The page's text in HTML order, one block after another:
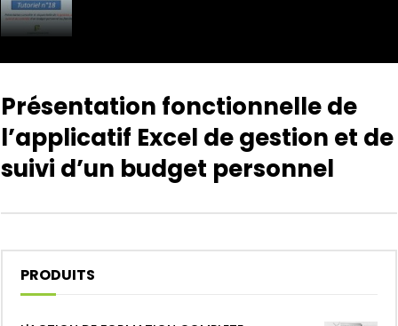
Présentation détaillée des maquettes Excel
personnel
Présentation détaillée de l’applicatif Excel
de suivi du budget de 1°niveau » Site internet
de gestion et de suivi de 2° niveau d’un
budget personnel
Présentation fonctionnelle de
l’applicatif Excel de gestion et de
suivi d’un budget personnel
PRODUITS